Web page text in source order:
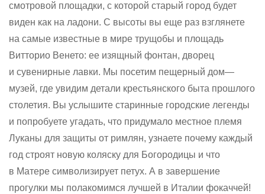
смотровой площадки, с которой старый город будет
виден как на ладони. С высоты вы еще раз взглянете
на самые известные в мире трущобы и площадь
Витторио Венето: ее изящный фонтан, дворец
и сувенирные лавки. Мы посетим пещерный дом—
музей, где увидим детали крестьянского быта прошлого
столетия. Вы услышите старинные городские легенды
и попробуете угадать, что придумало местное племя
Луканы для защиты от римлян, узнаете почему каждый
год строят новую коляску для Богородицы и что
в Матере символизирует петух. А в завершение
прогулки мы полакомимся лучшей в Италии фокаччей!